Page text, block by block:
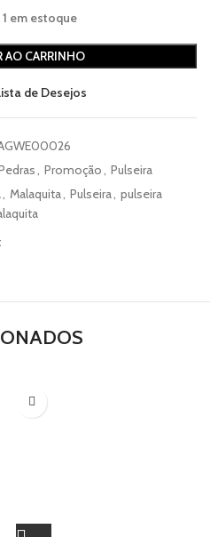
em estoque
AO CARRINHO
de Desejos
, Promoção, Pulseira
, Malaquita, Pulseira, pulseira